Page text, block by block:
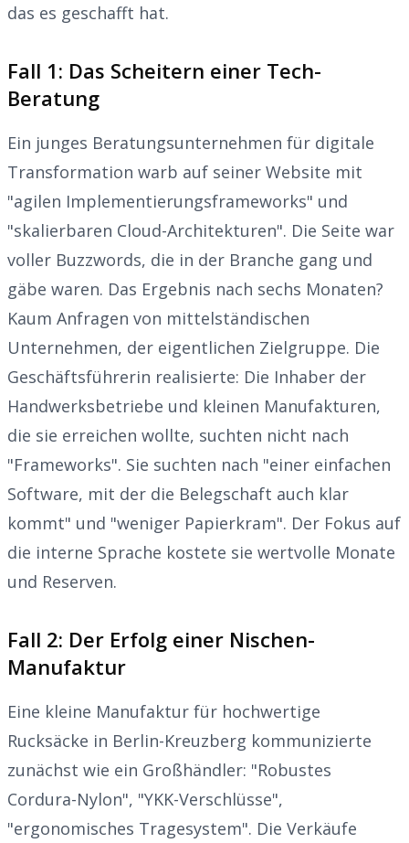
das es geschafft hat.
Fall 1: Das Scheitern einer Tech-
Beratung
Ein junges Beratungsunternehmen für digitale
Transformation warb auf seiner Website mit
"agilen Implementierungsframeworks" und
"skalierbaren Cloud-Architekturen". Die Seite war
voller Buzzwords, die in der Branche gang und
gäbe waren. Das Ergebnis nach sechs Monaten?
Kaum Anfragen von mittelständischen
Unternehmen, der eigentlichen Zielgruppe. Die
Geschäftsführerin realisierte: Die Inhaber der
Handwerksbetriebe und kleinen Manufakturen,
die sie erreichen wollte, suchten nicht nach
"Frameworks". Sie suchten nach "einer einfachen
Software, mit der die Belegschaft auch klar
kommt" und "weniger Papierkram". Der Fokus auf
die interne Sprache kostete sie wertvolle Monate
und Reserven.
Fall 2: Der Erfolg einer Nischen-
Manufaktur
Eine kleine Manufaktur für hochwertige
Rucksäcke in Berlin-Kreuzberg kommunizierte
zunächst wie ein Großhändler: "Robustes
Cordura-Nylon", "YKK-Verschlüsse",
"ergonomisches Tragesystem". Die Verkäufe